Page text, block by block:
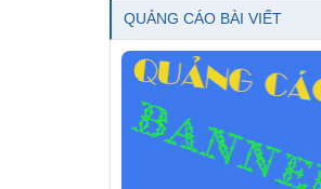
QUẢNG CÁO BÀI VIẾT